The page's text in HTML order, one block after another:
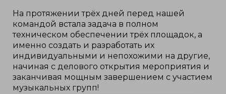
На протяжении трёх дней перед нашей
командой встала задача в полном
техническом обеспечении трёх площадок, а
именно создать и разработать их
индивидуальными и непохожими на другие,
начиная с делового открытия мероприятия и
заканчивая мощным завершением с участием
музыкальных групп!